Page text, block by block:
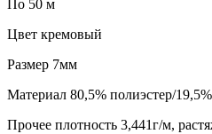
По 50 м
Цвет кремовый
Размер 7мм
Материал 80,5% полиэстер/
Прочее плотность 3,441г/м,